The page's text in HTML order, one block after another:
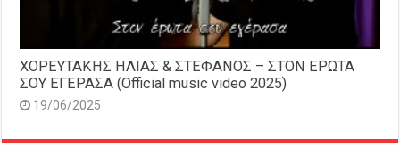
ΧΟΡΕΥΤΑΚΗΣ ΗΛΙΑΣ & ΣΤΕΦΑΝΟΣ – ΣΤΟΝ ΕΡΩΤΑ
ΣΟΥ ΕΓΕΡΑΣΑ (Official music video 2025)
19/06/2025